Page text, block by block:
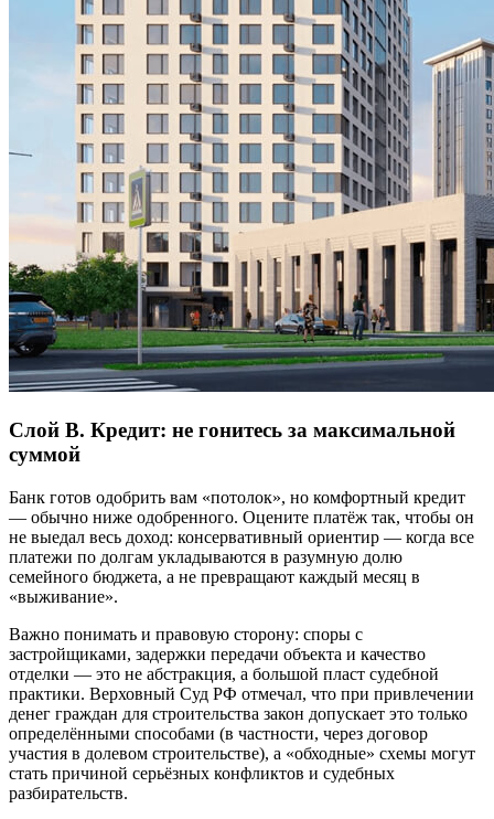
Слой B. Кредит: не гонитесь за максимальной
суммой
Банк готов одобрить вам «потолок», но комфортный кредит
— обычно ниже одобренного. Оцените платёж так, чтобы он
не выедал весь доход: консервативный ориентир — когда все
платежи по долгам укладываются в разумную долю
семейного бюджета, а не превращают каждый месяц в
«выживание».
Важно понимать и правовую сторону: споры с
застройщиками, задержки передачи объекта и качество
отделки — это не абстракция, а большой пласт судебной
практики. Верховный Суд РФ отмечал, что при привлечении
денег граждан для строительства закон допускает это только
определёнными способами (в частности, через договор
участия в долевом строительстве), а «обходные» схемы могут
стать причиной серьёзных конфликтов и судебных
разбирательств.